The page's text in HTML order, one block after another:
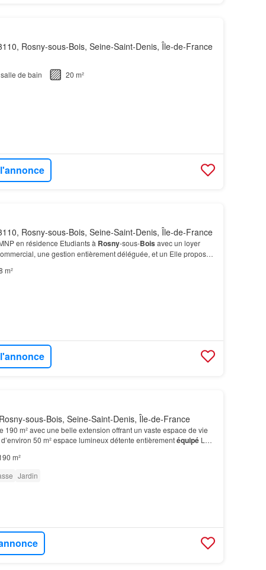
Rosny-sous-Bois, Seine-Saint-Denis, Île-de-France
salle de bain 20 m²
Rosny-sous-Bois, Seine-Saint-Denis, Île-de-France
en résidence Etudiants à Rosny-sous-Bois avec un loyer
une gestion entièrement déléguée, et un Elle propose
et
m²
sous-Bois, Seine-Saint-Denis, Île-de-France
190 m² avec une belle extension offrant un vaste espace de vie
50 m² espace lumineux détente entièrementéquipéLe
espaces agréables: terrasses, coin…
m²
Jardin